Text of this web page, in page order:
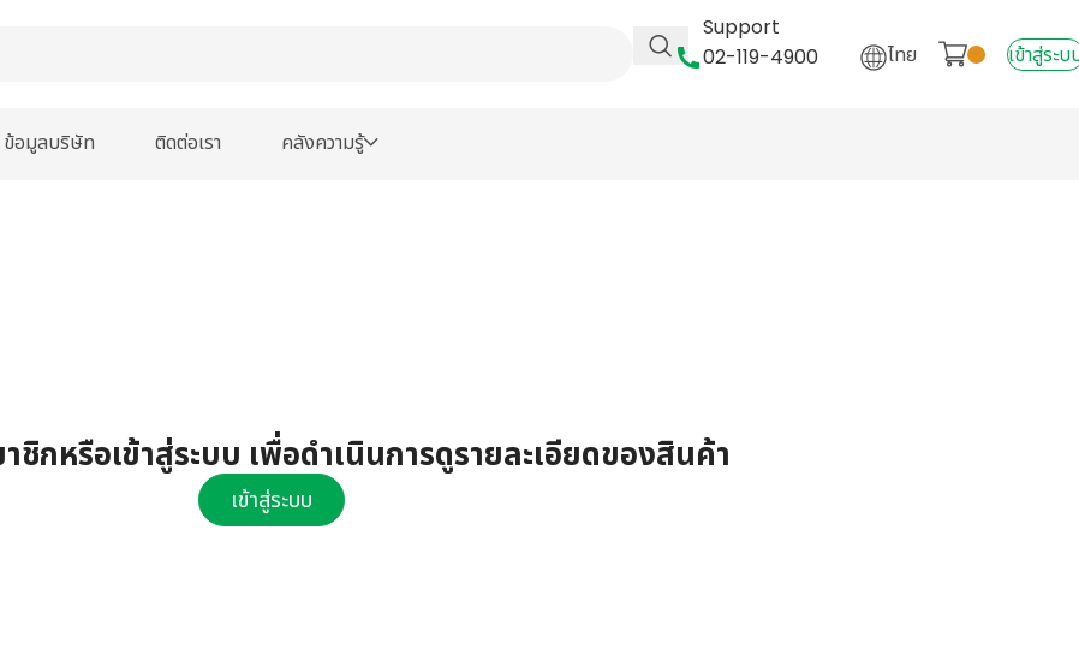
Support
02-119-4900
ไทย เข้าสู่ระบ
ข้อมูลบริษัท ติดต่อเรา คลังความรู้
กหรือเข้าสู่ระบบ เพื่อดำเนินการดูรายละเอียดของสินค้า
เข้าสู่ระบบ